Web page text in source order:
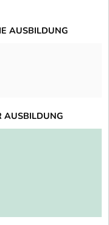
AUSBILDUNG
AUSBILDUNG